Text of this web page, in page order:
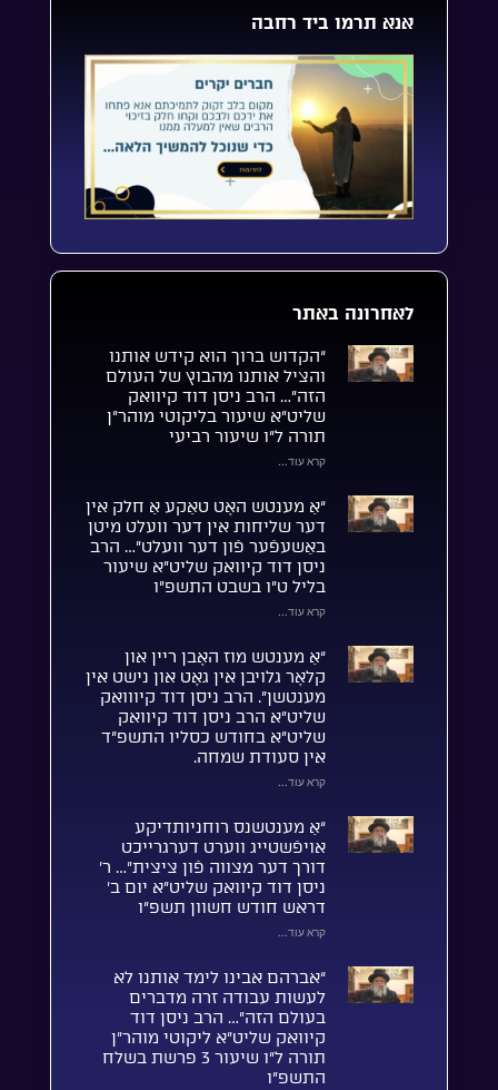
אנא תרמו ביד רחבה
לאחרונה באתר
“הקדוש ברוך הוא קידש אותנו
והציל אותנו מהבוץ של העולם
הזה”… הרב ניסן דוד קיוואק
שליט”א שיעור בליקוטי מוהר”ן
תורה ל”ו שיעור רביעי
קרא עוד...
“אַ מענטש האָט טאַקע אַ חלק אין
דער שליחות אין דער וועלט מיטן
באַשעפֿער פֿון דער וועלט”… הרב
ניסן דוד קיוואק שליט”א שיעור
בליל ט”ו בשבט התשפ”ו
קרא עוד...
“אַ מענטש מוז האָבן ריין און
קלאָר גלויבן אין גאָט און נישט אין
מענטשן”. הרב ניסן דוד קיווואק
שליט”א הרב ניסן דוד קיוואק
שליט”א בחודש כסליו התשפ”ד
אין סעודת שמחה.
קרא עוד...
“אַ מענטשנס רוחניותדיקע
אויפֿשטייג ווערט דערגרייכט
דורך דער מצווה פֿון ציצית”… ר’
ניסן דוד קיוואק שליט”א יום ב’
דראש חודש חשוון תשפ”ו
קרא עוד...
“אברהם אבינו לימד אותנו לא
לעשות עבודה זרה מדברים
בעולם הזה”… הרב ניסן דוד
קיוואק שליט”א ליקוטי מוהר”ן
תורה ל”ו שיעור 3 פרשת בשלח
התשפ”ו